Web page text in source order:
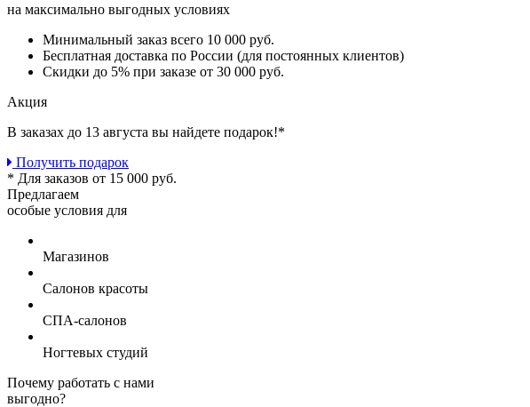
на максимально выгодных условиях
Минимальный заказ всего 10 000 руб.
Бесплатная доставка по России (для постоянных клиентов)
Скидки до 5% при заказе от 30 000 руб.
Акция
В заказах до 13 августа вы найдете подарок!*
Получить подарок
* Для заказов от 15 000 руб.
Предлагаем
особые условия для
Магазинов
Салонов красоты
СПА-салонов
Ногтевых студий
Почему работать с нами
выгодно?